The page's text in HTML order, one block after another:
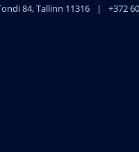
84, Tallinn 11316 | +372